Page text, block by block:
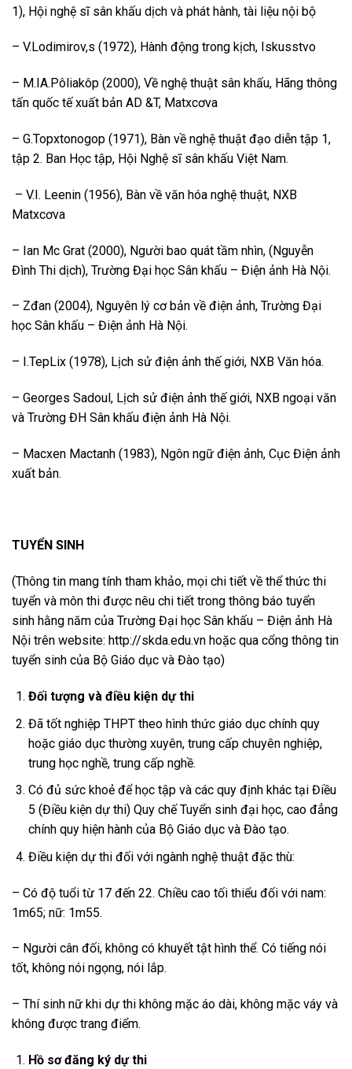
1), Hội nghệ sĩ sân khấu dịch và phát hành, tài liệu nội bộ
– V.Lodimirov,s (1972), Hành động trong kịch, Iskusstvo
– M.IA.Pôliakôp (2000), Về nghệ thuật sân khấu, Hãng thông
tấn quốc tế xuất bản AD &T, Matxcơva
– G.Topxtonogop (1971), Bàn về nghệ thuật đạo diễn tập 1,
tập 2. Ban Học tập, Hội Nghệ sĩ sân khấu Việt Nam.
– V.I. Leenin (1956), Bàn về văn hóa nghệ thuật, NXB
Matxcơva
– Ian Mc Grat (2000), Người bao quát tầm nhìn, (Nguyễn
Đình Thi dịch), Trường Đại học Sân khấu – Điện ảnh Hà Nội.
– Zđan (2004), Nguyên lý cơ bản về điện ảnh, Trường Đại
học Sân khấu – Điện ảnh Hà Nội.
– I.TepLix (1978), Lịch sử điện ảnh thế giới, NXB Văn hóa.
– Georges Sadoul, Lịch sử điện ảnh thế giới, NXB ngoại văn
và Trường ĐH Sân khấu điện ảnh Hà Nội.
– Macxen Mactanh (1983), Ngôn ngữ điện ảnh, Cục Điện ảnh
xuất bản.
TUYỂN SINH
(Thông tin mang tính tham khảo, mọi chi tiết về thể thức thi
tuyển và môn thi được nêu chi tiết trong thông báo tuyển
sinh hằng năm của Trường Đại học Sân khấu – Điện ảnh Hà
Nội trên website: http://skda.edu.vn hoặc qua cổng thông tin
tuyển sinh của Bộ Giáo dục và Đào tạo)
Đối tượng và điều kiện dự thi
Đã tốt nghiệp THPT theo hình thức giáo dục chính quy
hoặc giáo dục thường xuyên, trung cấp chuyên nghiệp,
trung học nghề, trung cấp nghề.
Có đủ sức khoẻ để học tập và các quy định khác tại Điều
5 (Điều kiện dự thi) Quy chế Tuyển sinh đại học, cao đẳng
chính quy hiện hành của Bộ Giáo dục và Đào tạo.
Điều kiện dự thi đối với ngành nghệ thuật đặc thù:
– Có độ tuổi từ 17 đến 22. Chiều cao tối thiểu đối với nam:
1m65; nữ: 1m55.
– Người cân đối, không có khuyết tật hình thể. Có tiếng nói
tốt, không nói ngọng, nói lắp.
– Thí sinh nữ khi dự thi không mặc áo dài, không mặc váy và
không được trang điểm.
Hồ sơ đăng ký dự thi